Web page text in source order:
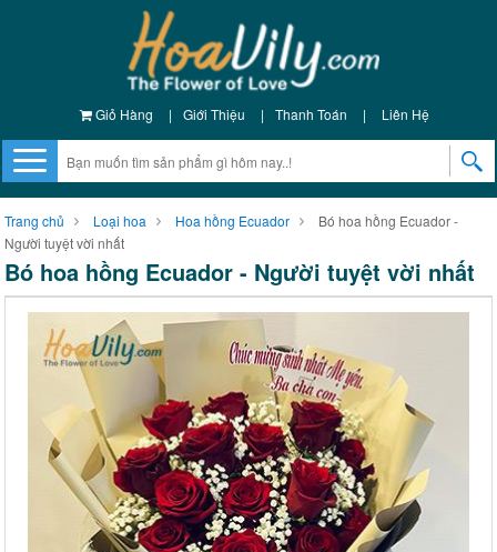
Giỏ Hàng | Giới Thiệu | Thanh Toán | Liên Hệ
Trang chủ Loại hoa Hoa hồng Ecuador
Bó hoa hồng Ecuador -
Người tuyệt vời nhất
Bó hoa hồng Ecuador - Người tuyệt vời nhất